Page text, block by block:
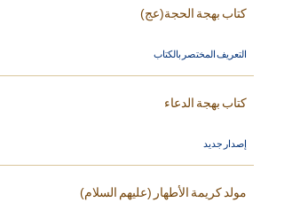
كتاب بهجة الحجة(عج)
التعريف المختصر بالكتاب
كتاب بهجة الدعاء
إصدار جديد
مولد كريمة الأطهار (عليهم السلام)